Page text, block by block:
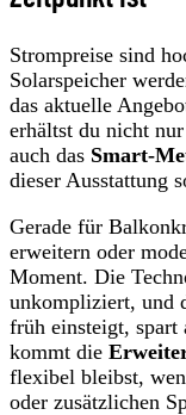
Strompreise sind
Solarspeicher
das aktuelle
erhältst du nicht
auch das Smart-
dieser Ausstattung
Gerade für
erweitern oder
Moment. Die
unkompliziert, und
früh einsteigt, spart
kommt die
flexibel bleibst,
oder zusätzlichen